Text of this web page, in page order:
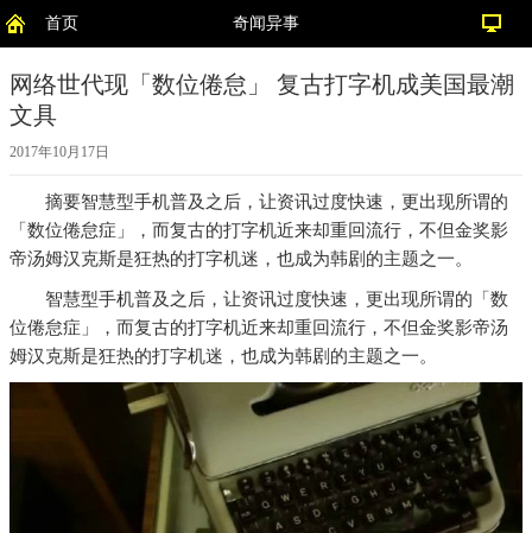
首页 奇闻异事
网络世代现「数位倦怠」 复古打字机成美国最潮
文具
2017年10月17日
摘要智慧型手机普及之后，让资讯过度快速，更出现所谓的
「数位倦怠症」，而复古的打字机近来却重回流行，不但金奖影
帝汤姆汉克斯是狂热的打字机迷，也成为韩剧的主题之一。
智慧型手机普及之后，让资讯过度快速，更出现所谓的「数
位倦怠症」，而复古的打字机近来却重回流行，不但金奖影帝汤
姆汉克斯是狂热的打字机迷，也成为韩剧的主题之一。